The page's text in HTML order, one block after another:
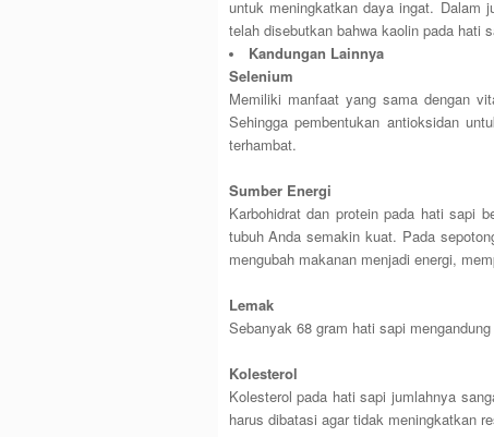
untuk meningkatkan daya ingat. Dalam
telah disebutkan bahwa kaolin pada hati
Kandungan Lainnya
Selenium
Memiliki manfaat yang sama dengan
Sehingga pembentukan antioksidan
terhambat.
Sumber Energi
Karbohidrat dan protein pada hati sapi
tubuh Anda semakin kuat. Pada
mengubah makanan menjadi energi,
Lemak
Sebanyak 68 gram hati sapi
Kolesterol
Kolesterol pada hati sapi jumlahnya
harus dibatasi agar tidak meningkatkan